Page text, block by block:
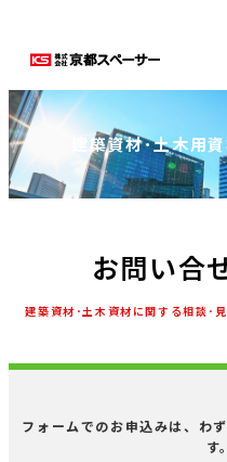
建築資材･土木用
お問い合
建築資材･土木資材に関する相談･
フォームでのお申込みは、わ
す。